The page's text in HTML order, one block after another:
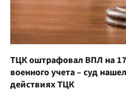
ТЦК оштрафовал ВПЛ на
военного учета – суд
действиях ТЦК